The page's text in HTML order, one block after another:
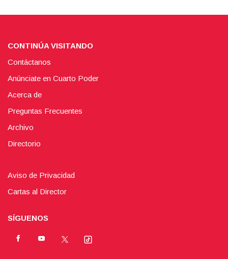
CONTINÚA VISITANDO
Contáctanos
Anúnciate en Cuarto Poder
Acerca de
Preguntas Frecuentes
Archivo
Directorio
Aviso de Privacidad
Cartas al Director
SÍGUENOS